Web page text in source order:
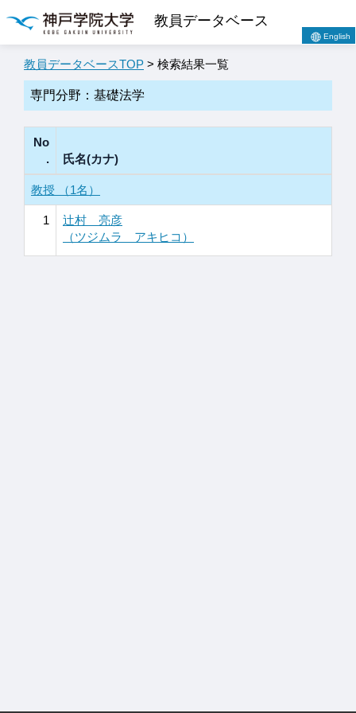
教員データベース
English
教員データベースTOP > 検索結果一覧
専門分野：基礎法学
No
.
氏名(カナ)
教授 （1名）
1
辻村 亮彦
（ツジムラ アキヒコ）